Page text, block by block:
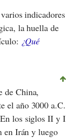
indicadores
la huella de
¿Qué
de China,
el año 3000 a.C.
los siglos II y I
en Irán y luego